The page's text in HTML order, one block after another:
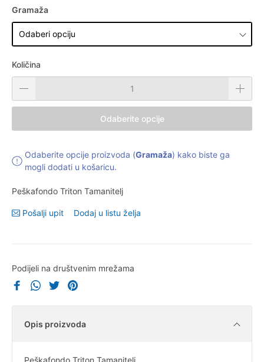
Gramaža
Količina
Odaberite opcije
Odaberite opcije proizvoda (Gramaža) kako biste ga
mogli dodati u košaricu.
Peškafondo Triton Tamanitelj
Pošalji upit Dodaj u listu želja
Podijeli na društvenim mrežama
Opis proizvoda
Peškafondo Triton Tamanitelj